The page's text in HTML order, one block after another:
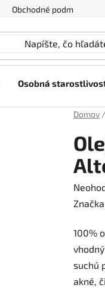
Obchodné podmienky
Osobná
Domov /
je
0,0
z
5
100%
suchú
akné,